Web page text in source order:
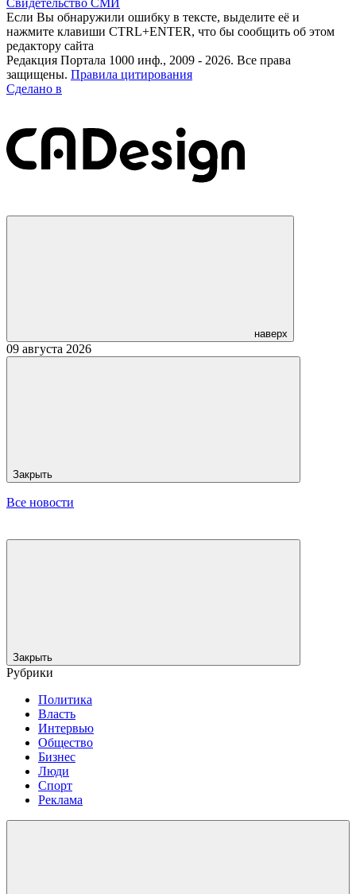
Если Вы обнаружили ошибку в тексте, выделите её и
нажмите клавиши CTRL+ENTER, что бы сообщить об этом
редактору сайта
Редакция Портала 1000 инф., 2009 - 2026. Все права
защищены. Правила цитирования
Сделано в
наверх
09 августа 2026
Закрыть
Все новости
Закрыть
Рубрики
Политика
Власть
Интервью
Общество
Бизнес
Люди
Спорт
Реклама